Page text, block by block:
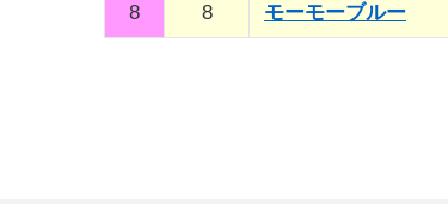
8 8 モーモーブルー